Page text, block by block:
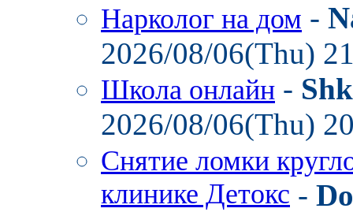
Нарколог на дом -
2026/08/06(Thu)
Школа онлайн -
2026/08/06(Thu)
Снятие ломки
клинике Детокс -